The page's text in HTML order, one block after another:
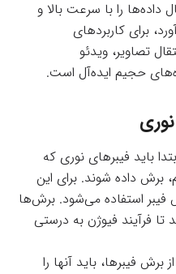
داده‌ها را با سرعت بالا و
برای کاربردهای
تصاویر، ویدئو
حجیم ایده‌آل است.
باید فیبرهای نوری که
برش داده شوند. برای این
فیبر استفاده می‌شود. برش‌ها
فرآیند فیوژن به درستی
برش فیبرها، باید آنها را